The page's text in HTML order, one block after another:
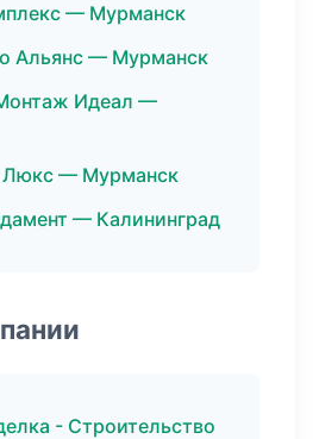
— Мурманск
Альянс — Мурманск
Идеал —
— Мурманск
— Калининград
- Строительство